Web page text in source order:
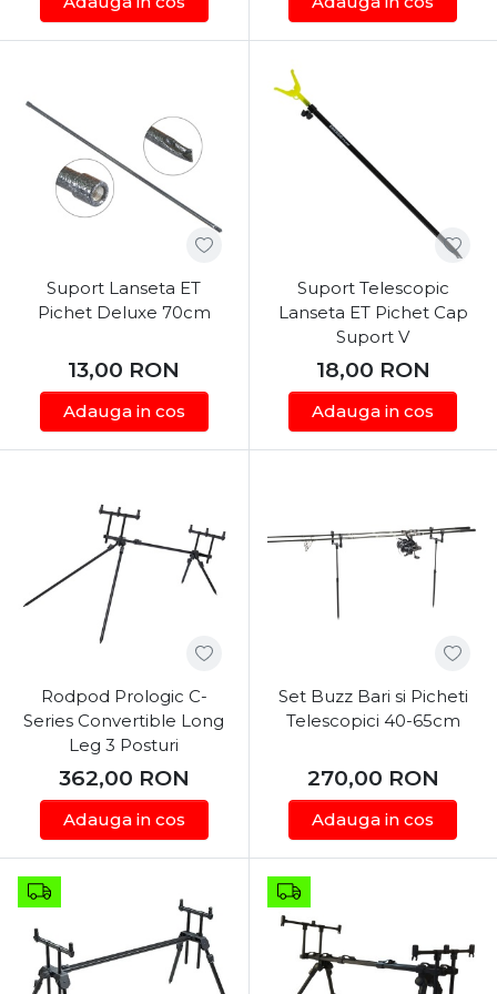
reflexie.
amenajate.
Inoxidabil
ancorare), filete
ultra-rezistente, nu
oxidează în timp.
Sesiuni lungi (long-
stay), Dunăre și râuri
sălbatice, pescuit în
condiții de furtună
sau vânt extrem.
Suport Lanseta ET
Pichet Deluxe 70cm
13,00 RON
Adauga in cos
Suport Telescopic
Lanseta ET Pichet Cap
Suport V
18,00 RON
Adauga in cos
Rodpod Prologic C-
Series Convertible Long
Leg 3 Posturi
362,00 RON
Adauga in cos
Set Buzz Bari si Picheti
Telescopici 40-65cm
270,00 RON
Adauga in cos